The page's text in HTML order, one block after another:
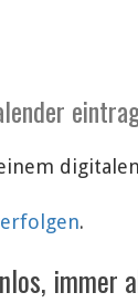
.
immer